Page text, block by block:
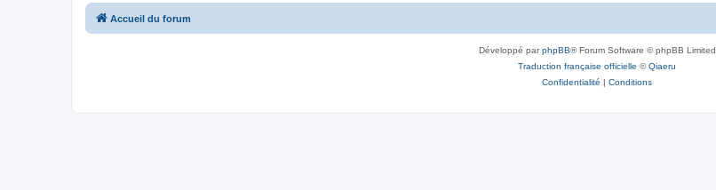
Accueil du forum
Développé parphpBB® Forum Software © phpBB Limited
Traduction française officielle ©Qiaeru
Confidentialité | Conditions